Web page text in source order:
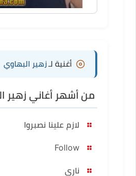
أغنية لـزهير البهاوي
من أشهر أغاني زهير
لازم علينا نصبروا
ناري